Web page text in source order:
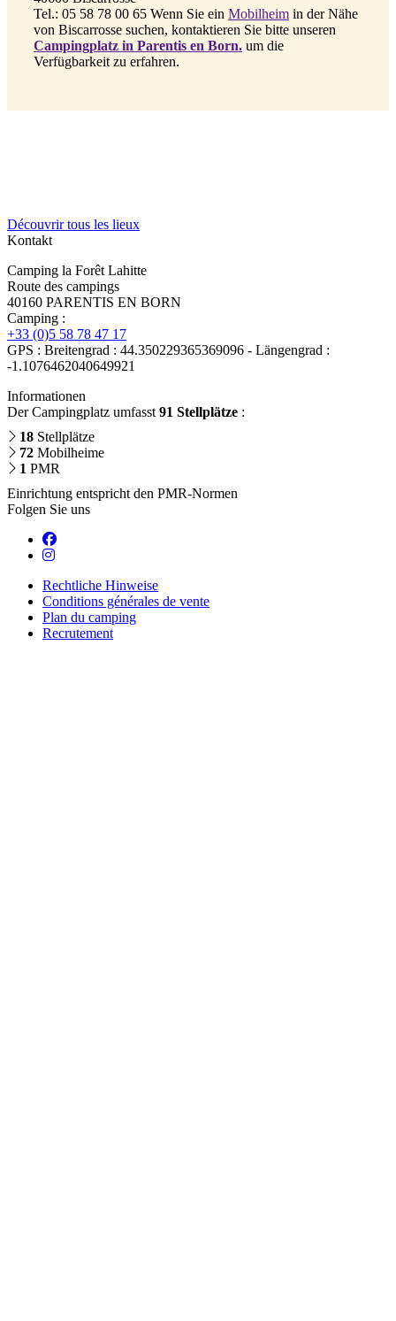
Tel.: 05 58 78 00 65 Wenn Sie ein Mobilheim in der Nähe
von Biscarrosse suchen, kontaktieren Sie bitte unseren
Campingplatz in Parentis en Born. um die
Verfügbarkeit zu erfahren.
Découvrir tous les lieux
Kontakt
Camping la Forêt Lahitte
Route des campings
40160 PARENTIS EN BORN
Camping :
+33 (0)5 58 78 47 17
GPS : Breitengrad : 44.350229365369096 - Längengrad :
-1.1076462040649921
Informationen
Der Campingplatz umfasst 91 Stellplätze :
18 Stellplätze
72 Mobilheime
1 PMR
Einrichtung entspricht den PMR-Normen
Folgen Sie uns
Rechtliche Hinweise
Conditions générales de vente
Plan du camping
Recrutement